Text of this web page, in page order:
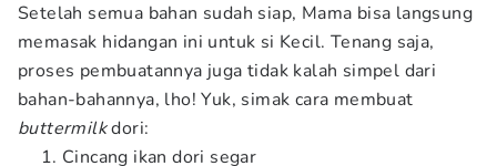
Setelah semua bahan sudah siap, Mama bisa langsung
memasak hidangan ini untuk si Kecil. Tenang saja,
proses pembuatannya juga tidak kalah simpel dari
bahan-bahannya, lho! Yuk, simak cara membuat
buttermilkdori:
Cincang ikan dori segar